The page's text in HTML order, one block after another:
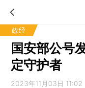
政经
国安部公号
定守护者
2023年11月03日 11:02